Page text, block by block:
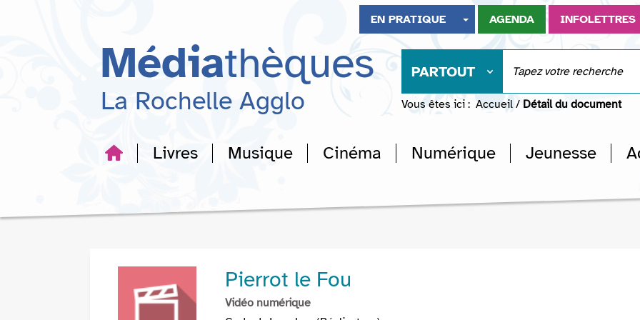
recherche
EN PRATIQUE AGENDA INFOLETTRES
Médiathèques
La Rochelle Agglo
PARTOUT
Vous êtes ici : Accueil / Détail du document
Livres Musique Cinéma Numérique Jeunesse
Pierrot le Fou
Vidéo numérique